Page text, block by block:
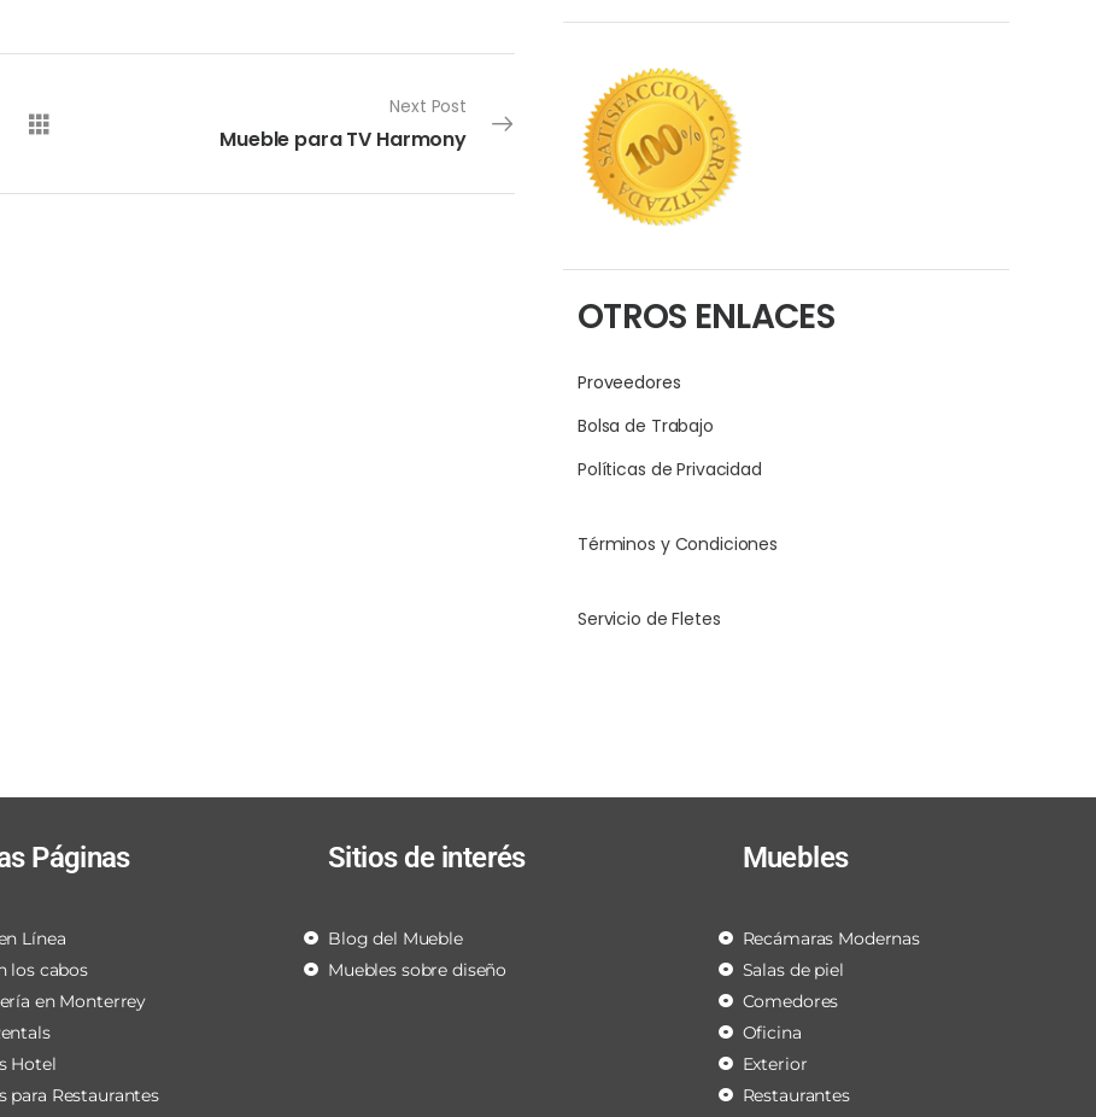
OTROS ENLACES
Proveedores
Bolsa de Trabajo
Políticas de Privacidad
Términos y Condiciones
Servicio de Fletes
Next Post
Mueble para TV Harmony
Páginas
Línea
los cabos
en Monterrey
Hotel
para Restaurantes
Sitios de interés
Blog del Mueble
Muebles sobre diseño
Muebles
Recámaras Modernas
Salas de piel
Comedores
Oficina
Exterior
Restaurantes